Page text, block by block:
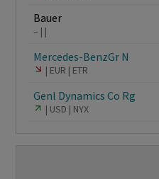
Bauer
–
Mercedes-BenzGr N
EUR ETR
Genl Dynamics Co Rg
USD NYX